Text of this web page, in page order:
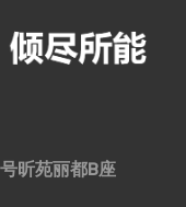
昕苑丽都B座